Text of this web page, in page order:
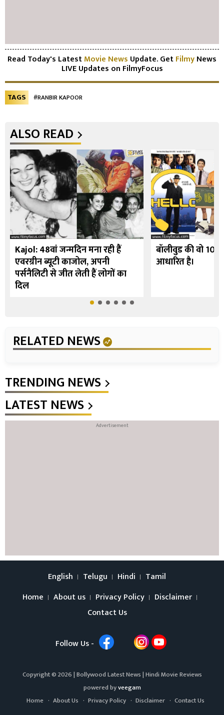
Read Today's LatestMovie News Update. GetFilmyNews
LIVE Updates on FilmyFocus
TAGS #RANBIR KAPOOR
ALSO READ
Kajol: 48वां जन्मदिन मना रही हैं
एवरग्रीन ब्यूटी काजोल, अपनी
पर्सनैलिटी से जीत लेती हैं लोगों का
दिल
बॉलीवुड की वो 10
आधारित है।
RELATED NEWS
TRENDING NEWS
LATEST NEWS
English Telugu Hindi
Tamil
Home
About us Privacy Policy
Disclaimer
Contact Us
Follow Us -
Copyright © 2026 |Bollywood Latest News|Hindi Movie Reviews
powered byveegam
Home
About Us Privacy Policy Disclaimer Contact Us